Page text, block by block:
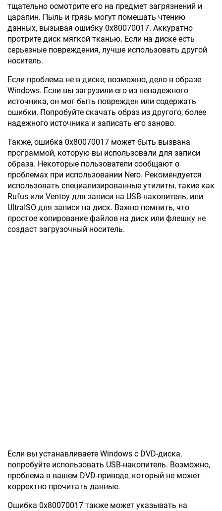
тщательно осмотрите его на предмет загрязнений и
царапин. Пыль и грязь могут помешать чтению
данных, вызывая ошибку 0x80070017. Аккуратно
протрите диск мягкой тканью. Если на диске есть
серьезные повреждения, лучше использовать другой
носитель.
Если проблема не в диске, возможно, дело в образе
Windows. Если вы загрузили его из ненадежного
источника, он мог быть поврежден или содержать
ошибки. Попробуйте скачать образ из другого, более
надежного источника и записать его заново.
Также, ошибка 0x80070017 может быть вызвана
программой, которую вы использовали для записи
образа. Некоторые пользователи сообщают о
проблемах при использовании Nero. Рекомендуется
использовать специализированные утилиты, такие как
Rufus или Ventoy для записи на USB-накопитель, или
UltraISO для записи на диск. Важно помнить, что
простое копирование файлов на диск или флешку не
создаст загрузочный носитель.
Если вы устанавливаете Windows с DVD-диска,
попробуйте использовать USB-накопитель. Возможно,
проблема в вашем DVD-приводе, который не может
корректно прочитать данные.
Ошибка 0x80070017 также может указывать на